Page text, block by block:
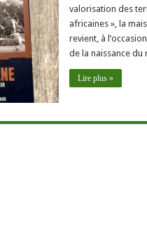
valorisation des
africaines », la
revient, à
de la naissance du
Lire plus »